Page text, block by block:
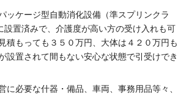
ッケージ型自動消化設備（準スプリンクラ
設置済みで、介護度が高い方の受け入れも可
積もっても３５０万円、大体は４２０万円も
設置されて間もない安心な状態で引受けでき
必要な什器・備品、車両、事務用品等々、